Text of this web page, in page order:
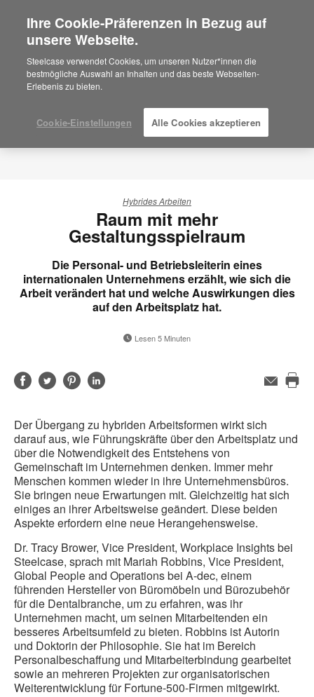
Are you in United States?
Would you like to see Products we sell in
your region?
Americas
Español
Hybrides Arbeiten
Raum mit mehr
Gestaltungsspielraum
Die Personal- und Betriebsleiterin eines
internationalen Unternehmens erzählt, wie sich die
Arbeit verändert hat und welche Auswirkungen dies
auf den Arbeitsplatz hat.
Lesen 5 Minuten
Auf
teilen
AufAufAuf
E-
Der Übergang zu hybriden Arbeitsformen wirkt sich
darauf aus, wie Führungskräfte über den Arbeitsplatz und
über die Notwendigkeit des Entstehens von
Gemeinschaft im Unternehmen denken. Immer mehr
Menschen kommen wieder in ihre Unternehmensbüros.
Sie bringen neue Erwartungen mit. Gleichzeitig hat sich
einiges an ihrer Arbeitsweise geändert. Diese beiden
Aspekte erfordern eine neue Herangehensweise.
Dr. Tracy Brower, Vice President, Workplace Insights bei
Steelcase, sprach mit Mariah Robbins, Vice President,
Global People and Operations bei A-dec, einem
führenden Hersteller von Büromöbeln und Bürozubehör
für die Dentalbranche, um zu erfahren, was ihr
Unternehmen macht, um seinen Mitarbeitenden ein
besseres Arbeitsumfeld zu bieten. Robbins ist Autorin
und Doktorin der Philosophie. Sie hat im Bereich
Personalbeschaffung und Mitarbeiterbindung gearbeitet
sowie an mehreren Projekten zur organisatorischen
Weiterentwicklung für Fortune-500-Firmen mitgewirkt.
Ihre Cookie-Präferenzen in Bezug auf
unsere Webseite.
Steelcase verwendet Cookies, um unseren Nutzer*innen die
bestmögliche Auswahl an Inhalten und das beste Webseiten-
Erlebenis zu bieten.
Cookie-Einstellungen Alle Cookies akzeptieren